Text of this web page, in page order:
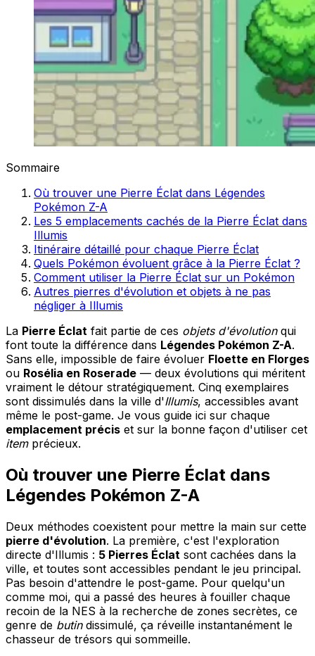
Sommaire
Où trouver une Pierre Éclat dans Légendes
Pokémon Z-A
Les 5 emplacements cachés de la Pierre Éclat dans
Illumis
Itinéraire détaillé pour chaque Pierre Éclat
Quels Pokémon évoluent grâce à la Pierre Éclat ?
Comment utiliser la Pierre Éclat sur un Pokémon
Autres pierres d'évolution et objets à ne pas
négliger à Illumis
La Pierre Éclat fait partie de ces objets d'évolutionqui
font toute la différence dans Légendes Pokémon Z-A.
Sans elle, impossible de faire évoluer Floette en Florges
ou Rosélia en Roserade — deux évolutions qui méritent
vraiment le détour stratégiquement. Cinq exemplaires
sont dissimulés dans la ville d'Illumis, accessibles avant
même le post-game. Je vous guide ici sur chaque
emplacement précis et sur la bonne façon d'utiliser cet
itemprécieux.
Où trouver une Pierre Éclat dans
Légendes Pokémon Z-A
Deux méthodes coexistent pour mettre la main sur cette
pierre d'évolution. La première, c'est l'exploration
directe d'Illumis : 5 Pierres Éclat sont cachées dans la
ville, et toutes sont accessibles pendant le jeu principal.
Pas besoin d'attendre le post-game. Pour quelqu'un
comme moi, qui a passé des heures à fouiller chaque
recoin de la NES à la recherche de zones secrètes, ce
genre de butindissimulé, ça réveille instantanément le
chasseur de trésors qui sommeille.